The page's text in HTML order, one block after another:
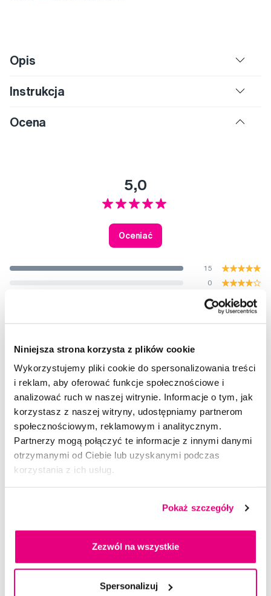
Niniejsza strona korzysta z plików cookie
Wykorzystujemy pliki cookie do spersonalizowania treści
i reklam, aby oferować funkcje społecznościowe i
analizować ruch w naszej witrynie. Informacje o tym, jak
korzystasz z naszej witryny, udostępniamy partnerom
społecznościowym, reklamowym i analitycznym.
Partnerzy mogą połączyć te informacje z innymi danymi
otrzymanymi od Ciebie lub uzyskanymi podczas
korzystania z ich usług.
Pokaż szczegóły
Zezwól na wszystkie
Spersonalizuj
Opis
Instrukcja
Ocena
5,0
Oceniać
15
0
0
0
0
Twoja ocena
Super
Doradzimy Ci